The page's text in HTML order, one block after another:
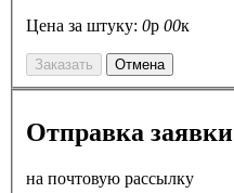
Цена за штуку: 0р 00к
Заказать Отмена
Отправка заявки
на почтовую рассылку